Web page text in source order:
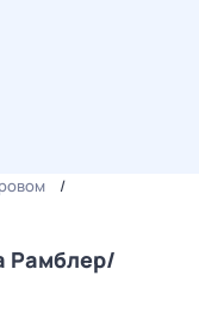
Рамблер/